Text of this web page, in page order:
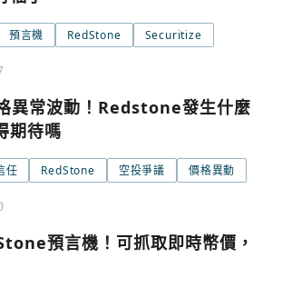
預言機 RedStone Securitize
異常波動！Redstone發生什麼
期待嗎
任 RedStone 空投爭議 價格異動
預言機！可抓取即時幣價，
使用以下帳號繼續
Google
請點擊關閉按鈕或空白處，即可回到加密